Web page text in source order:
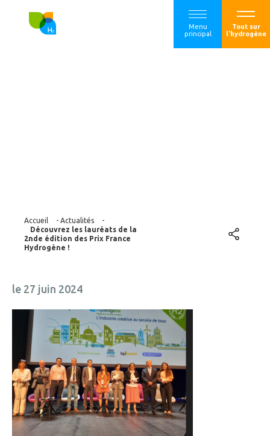
Menu
principal
Tout sur
l'hydrogène
Accueil - Actualités
-
Découvrez les lauréats de la
2nde édition des Prix France
Hydrogène !
le 27 juin 2024